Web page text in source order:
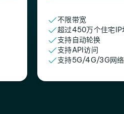
不限带宽
超过450万个住宅IP
支持自动轮换
支持API访问
支持5G/4G/3G网络